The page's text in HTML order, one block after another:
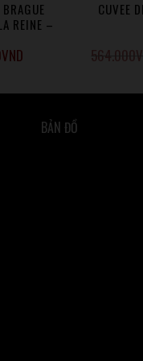
REINE –
VND
CUVEE
BẢN ĐỒ